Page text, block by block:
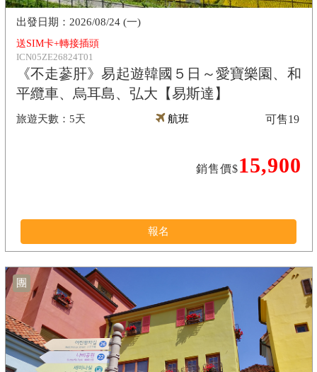
送SIM卡+轉接插頭
ICN05ZE26824T01
《不走蔘肝》易起遊韓國５日～愛寶樂園、和
平纜車、烏耳島、弘大【易斯達】
5天
2026/08/24 (一)
航班
銷售價$15,900
可售19
報名
團